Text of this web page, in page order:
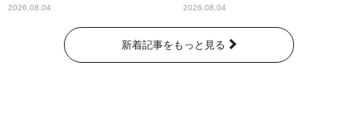
なたに伝えたいこと」
2026.08.04 2026.08.04
新着記事をもっと見る